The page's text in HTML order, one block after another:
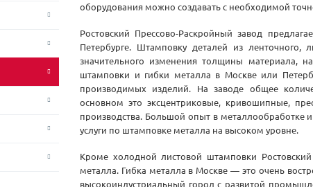
оборудования можно создавать с необходимой
Ростовский Прессово-Раскройный завод
Петербурге. Штамповку деталей из ленточного,
значительного изменения толщины материала,
штамповки и гибки металла в Москве или
производимых изделий. На заводе общее
основном это эксцентриковые, кривошипные,
производства. Большой опыт в металлообработке
услуги по штамповке металла на высоком уровне.
Кроме холодной листовой штамповки
металла. Гибка металла в Москве — это очень
высокоиндустриальный город с развитой